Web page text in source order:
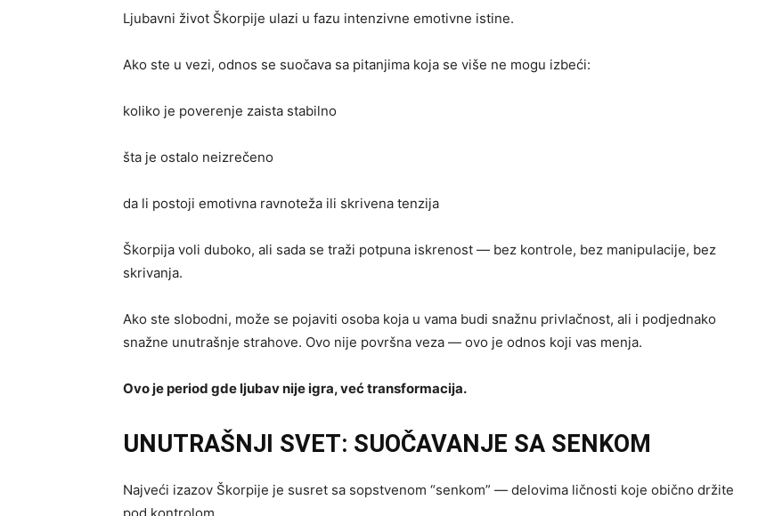
Ljubavni život Škorpije ulazi u fazu intenzivne emotivne istine.
Ako ste u vezi, odnos se suočava sa pitanjima koja se više ne mogu izbeći:
koliko je poverenje zaista stabilno
šta je ostalo neizrečeno
da li postoji emotivna ravnoteža ili skrivena tenzija
Škorpija voli duboko, ali sada se traži potpuna iskrenost — bez kontrole, bez manipulacije, bez
skrivanja.
Ako ste slobodni, može se pojaviti osoba koja u vama budi snažnu privlačnost, ali i podjednako
snažne unutrašnje strahove. Ovo nije površna veza — ovo je odnos koji vas menja.
Ovo je period gde ljubav nije igra, već transformacija.
UNUTRAŠNJI SVET: SUOČAVANJE SA SENKOM
Najveći izazov Škorpije je susret sa sopstvenom “senkom” — delovima ličnosti koje obično držite
pod kontrolom.